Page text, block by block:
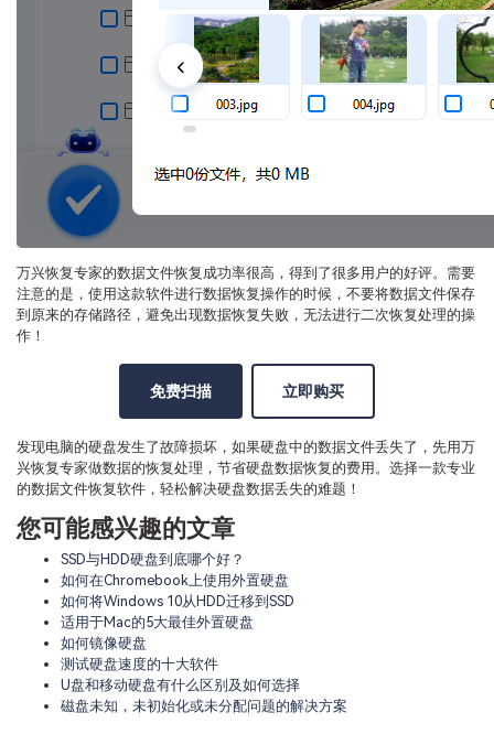
万兴恢复专家的数据文件恢复成功率很高，得到了很多用户的好评。需要
注意的是，使用这款软件进行数据恢复操作的时候，不要将数据文件保存
到原来的存储路径，避免出现数据恢复失败，无法进行二次恢复处理的操
作！
免费扫描 立即购买
发现电脑的硬盘发生了故障损坏，如果硬盘中的数据文件丢失了，先用万
兴恢复专家做数据的恢复处理，节省硬盘数据恢复的费用。选择一款专业
的数据文件恢复软件，轻松解决硬盘数据丢失的难题！
您可能感兴趣的文章
SSD与HDD硬盘到底哪个好？
如何在Chromebook上使用外置硬盘
如何将Windows 10从HDD迁移到SSD
适用于Mac的5大最佳外置硬盘
如何镜像硬盘
测试硬盘速度的十大软件
U盘和移动硬盘有什么区别及如何选择
磁盘未知，未初始化或未分配问题的解决方案